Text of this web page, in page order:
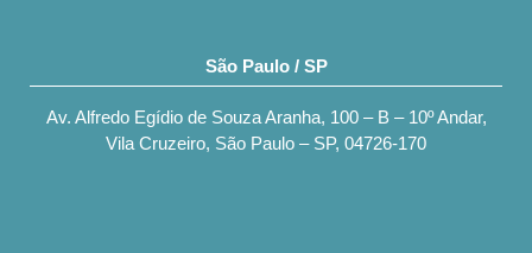
São Paulo / SP
Av. Alfredo Egídio de Souza Aranha, 100 – B – 10º Andar,
Vila Cruzeiro, São Paulo – SP, 04726-170